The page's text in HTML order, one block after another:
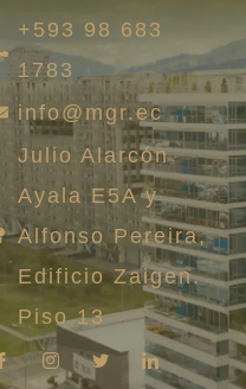
+593 98 683
1783
info@mgr.ec
Julio Alarcón
Ayala E5A y
Alfonso Pereira,
Edificio Zaigen.
Piso 13